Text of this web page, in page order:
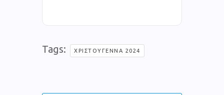
Tags: ΧΡΙΣΤΟΎΓΕΝΝΑ 2024